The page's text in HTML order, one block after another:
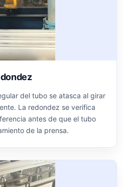
del tubo se atasca al girar
La redondez se verifica
antes de que el tubo
de la prensa.